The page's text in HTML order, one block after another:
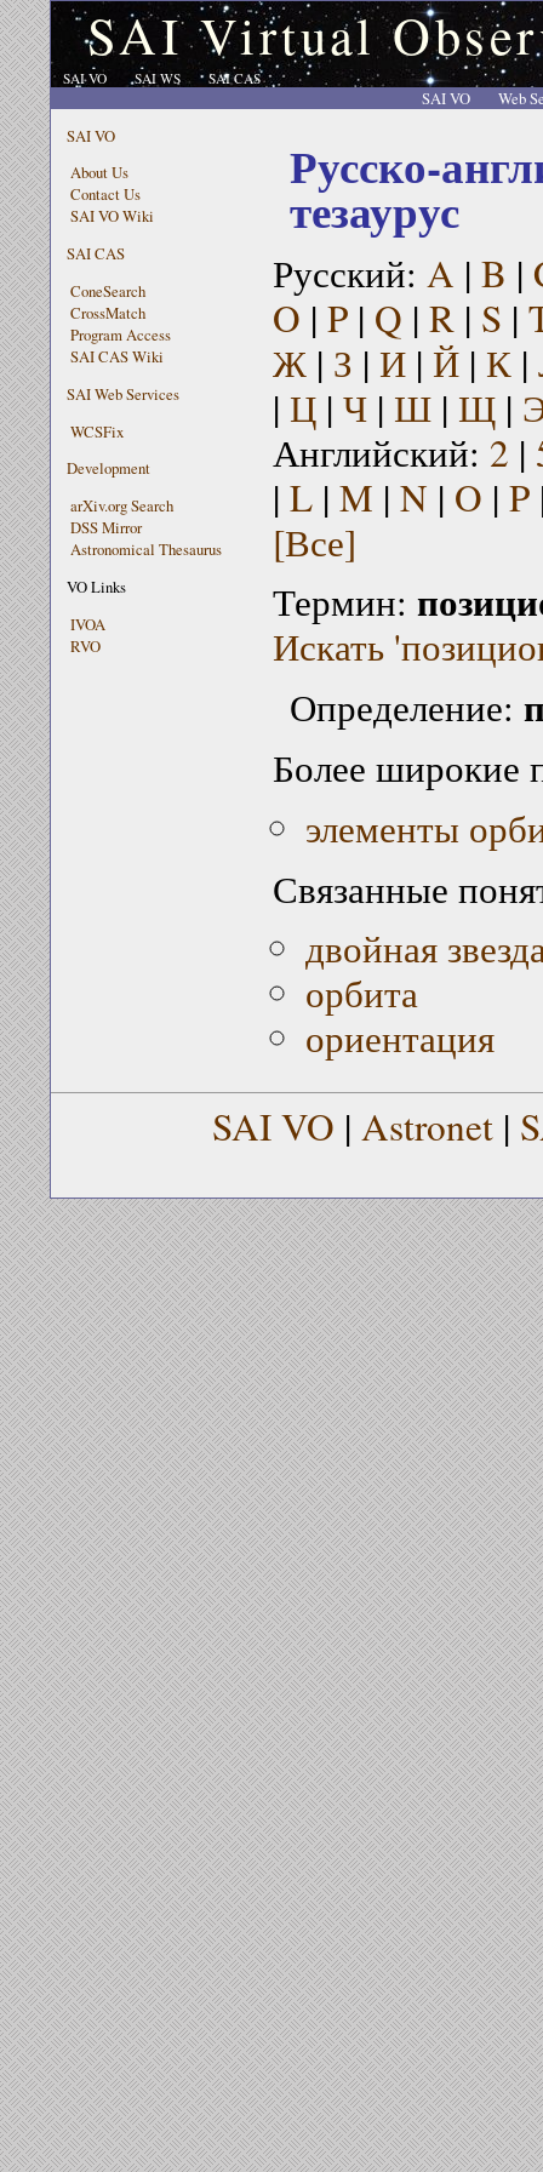
SAI Virtual
SAI VO SAI WS SAI CAS
SAI VO
Web
SAI VO
About Us
Contact Us
SAI VO Wiki
SAI CAS
ConeSearch
CrossMatch
Program Access
SAI CAS Wiki
SAI Web Services
WCSFix
Development
arXiv.org Search
DSS Mirror
Astronomical Thesaurus
VO Links
IVOA
RVO
Русско-
тезаурус
Русский: A | B |
O | P| Q | R| S |
Ж| З | И| Й| К|
| Ц| Ч| Ш| Щ|
Английский: 2 |
| L| M | N | O | P
[Все]
Термин:
Искать
Определение:
Более широкие
элементы
Связанные
двойная
орбита
ориентация
SAI VO | Astronet |